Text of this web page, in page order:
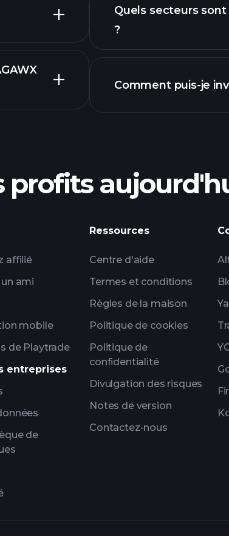
participations
Quels secteurs
?
Comment puis-je
profits
affilié
ami
mobile
de Playtrade
entreprises
de
Ressources
Centre d'aide
Termes et conditions
Règles de la maison
Politique de cookies
Politique de
confidentialité
Divulgation des risques
Notes de version
Contactez-nous